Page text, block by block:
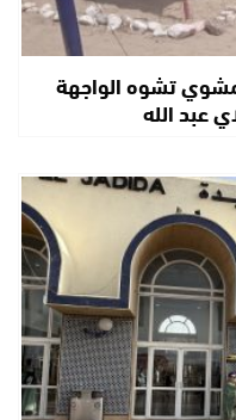
تشوه الواجهة
عبد الله